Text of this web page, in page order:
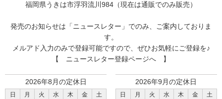
福岡県うきは市浮羽流川984（現在は通販でのみ販売）
発売のお知らせは 「ニュースレター」 でのみ、ご案内しておりま
す。
メルアド入力のみで登録可能ですので、ぜひお気軽にご登録を♪
【 ニュースレター登録ページへ 】
2026年8月の定休日
日 月 火 水 木 金
土
2026年9月の定休日
日 月 火 水 木 金 土